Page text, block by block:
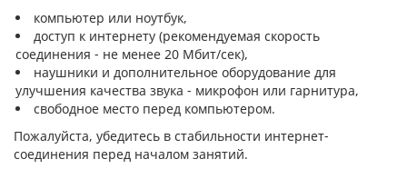
компьютер или ноутбук,
доступ к интернету (рекомендуемая скорость
соединения - не менее 20 Мбит/сек),
наушники и дополнительное оборудование для
улучшения качества звука - микрофон или гарнитура,
свободное место перед компьютером.
Пожалуйста, убедитесь в стабильности интернет-
соединения перед началом занятий.